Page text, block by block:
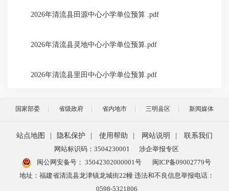
2026年清流县田源中心小学单位预算 .pdf
2026年清流县灵地中心小学单位预算.pdf
2026年清流县里田中心小学单位预算.pdf
国家部委 省级政府 省内地市 三明县区 新闻媒体
站点地图 隐私保护 使用帮助 网站说明
联系我们
网站标识码：3504230001
涉企举报专区
闽公网安备号： 35042302000001号
闽ICP备09002779号
地址：福建省清流县龙津镇龙城街22幢 违法和不良信息举报电话：
0598-5321806